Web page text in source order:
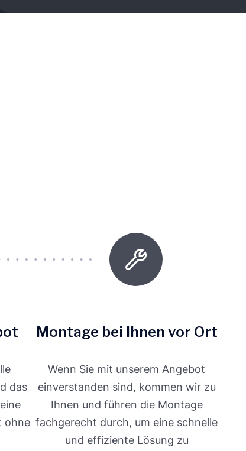
das
ohne
Montage bei Ihnen vor Ort
Wenn Sie mit unserem Angebot
einverstanden sind, kommen wir zu
Ihnen und führen die Montage
fachgerecht durch, um eine schnelle
und effiziente Lösung zu